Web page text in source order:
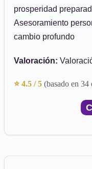
prosperidad
Asesoramiento
cambio profundo
Valoración:
⭐ 4.5 / 5 (basado en